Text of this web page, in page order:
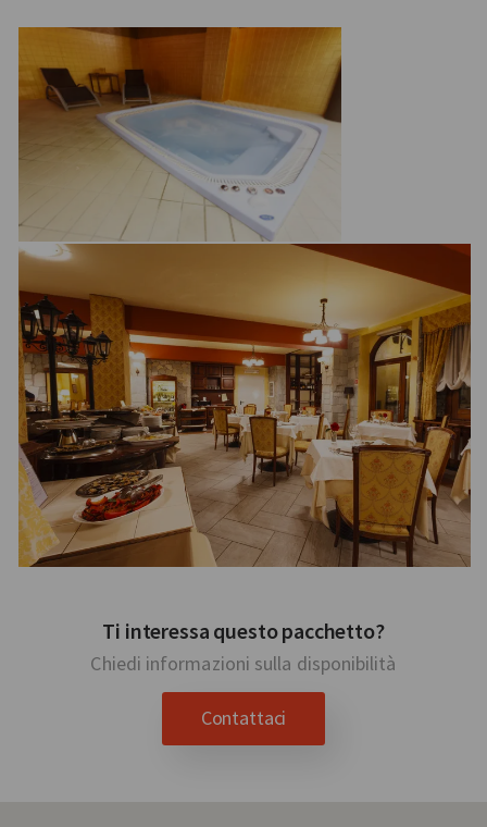
Ti interessa questo pacchetto?
Chiedi informazioni sulla disponibilità
Contattaci